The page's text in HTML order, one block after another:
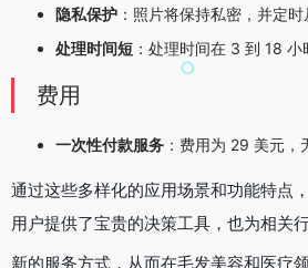
隐私保护 ：照片将保持私密，并定
处理时间短 ：处理时间在 3 到 18 小
费用
一次性付款服务 ：费用为 29 美元，
通过这些多样化的应用场景和功能特点
用户提供了宝贵的决策工具，也为相关
新的服务方式，从而在毛发美容和医疗